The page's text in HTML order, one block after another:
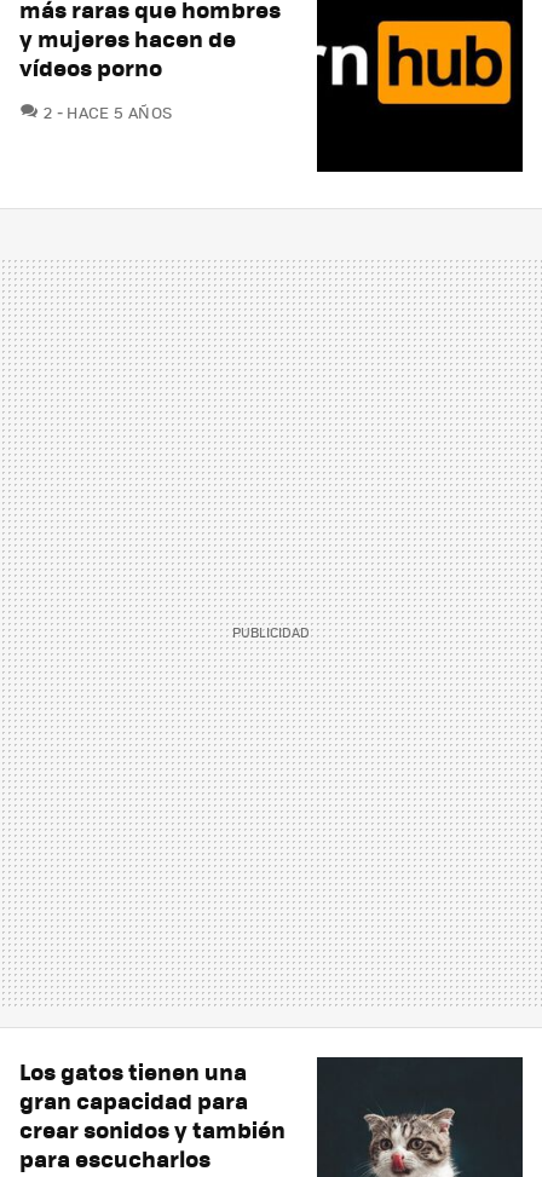
más raras que hombres
y mujeres hacen de
vídeos porno
2 COMENTARIOS
HACE 5 AÑOS
Los gatos tienen una
gran capacidad para
crear sonidos y también
para escucharlos